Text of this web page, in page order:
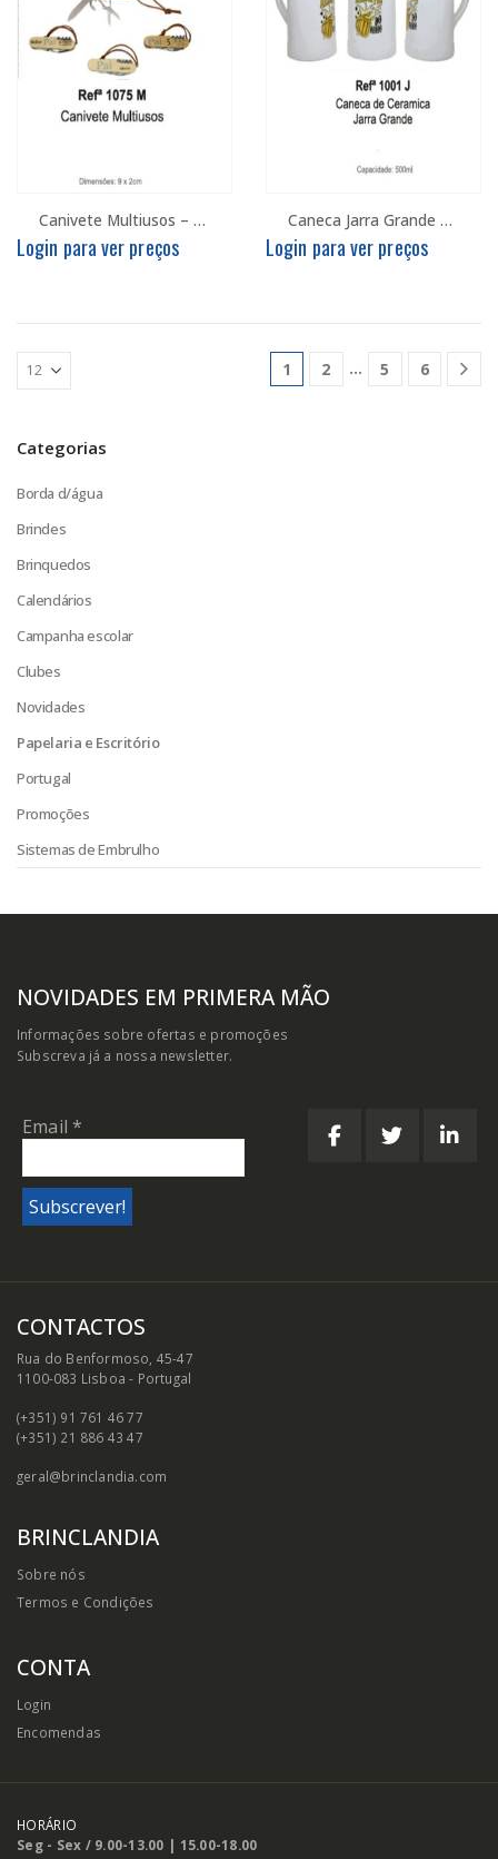
Canivete Multiusos – PAI
Login para ver preços
Caneca Jarra Grande 500ml – PAI
Login para ver preços
1 2 … 5 6
Categorias
Borda d/água
Brindes
Brinquedos
Calendários
Campanha escolar
Clubes
Novidades
Papelaria e Escritório
Portugal
Promoções
Sistemas de Embrulho
NOVIDADES EM PRIMERA MÃO
Informações sobre ofertas e promoções
Subscreva já a nossa newsletter.
Email *
CONTACTOS
Rua do Benformoso, 45-47
1100-083 Lisboa - Portugal
(+351) 91 761 46 77
(+351) 21 886 43 47
geral@brinclandia.com
BRINCLANDIA
Sobre nós
Termos e Condições
CONTA
Login
Encomendas
HORÁRIO
Seg - Sex / 9.00-13.00 | 15.00-18.00